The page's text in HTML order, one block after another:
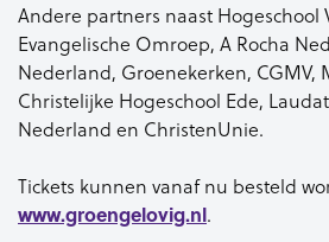
Andere partners naast Hogeschool
Evangelische Omroep, A Rocha
Nederland, Groenekerken, CGMV,
Christelijke Hogeschool Ede,
Nederland en ChristenUnie.
Tickets kunnen vanaf nu besteld
www.groengelovig.nl.